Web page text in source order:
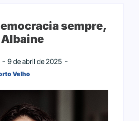
sempre,
9 de abril de 2025
Velho